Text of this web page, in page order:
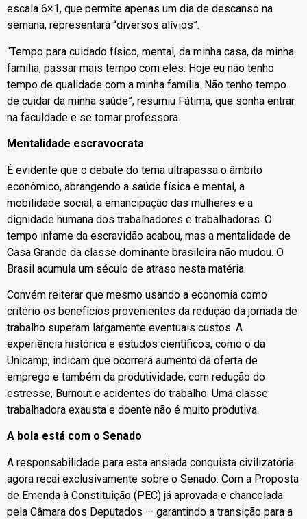
escala 6×1, que permite apenas um dia de descanso na
semana, representará “diversos alívios”.
“Tempo para cuidado físico, mental, da minha casa, da minha
família, passar mais tempo com eles. Hoje eu não tenho
tempo de qualidade com a minha família. Não tenho tempo
de cuidar da minha saúde”, resumiu Fátima, que sonha entrar
na faculdade e se tornar professora.
Mentalidade escravocrata
É evidente que o debate do tema ultrapassa o âmbito
econômico, abrangendo a saúde física e mental, a
mobilidade social, a emancipação das mulheres e a
dignidade humana dos trabalhadores e trabalhadoras. O
tempo infame da escravidão acabou, mas a mentalidade de
Casa Grande da classe dominante brasileira não mudou. O
Brasil acumula um século de atraso nesta matéria.
Convém reiterar que mesmo usando a economia como
critério os benefícios provenientes da redução da jornada de
trabalho superam largamente eventuais custos. A
experiência histórica e estudos científicos, como o da
Unicamp, indicam que ocorrerá aumento da oferta de
emprego e também da produtividade, com redução do
estresse, Burnout e acidentes do trabalho. Uma classe
trabalhadora exausta e doente não é muito produtiva.
A bola está com o Senado
A responsabilidade para esta ansiada conquista civilizatória
agora recai exclusivamente sobre o Senado. Com a Proposta
de Emenda à Constituição (PEC) já aprovada e chancelada
pela Câmara dos Deputados — garantindo a transição para a